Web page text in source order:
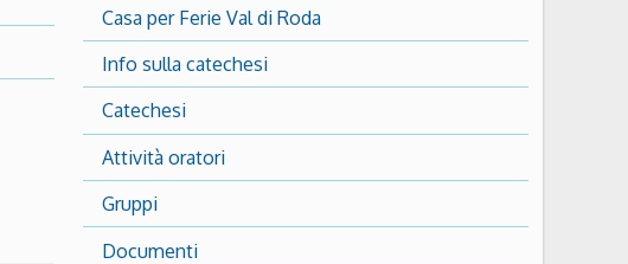
Casa per Ferie Val di Roda
Info sulla catechesi
Catechesi
Attività oratori
Gruppi
Documenti